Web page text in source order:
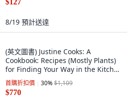
$127
8/19 預計送達
(英文圖書) Justine Cooks: A
Cookbook: Recipes (Mostly Plants)
for Finding Your Way in the Kitchen
精裝版, Clarkson Potter Publishers,
英文
首購折扣價 30%$1,109
$770